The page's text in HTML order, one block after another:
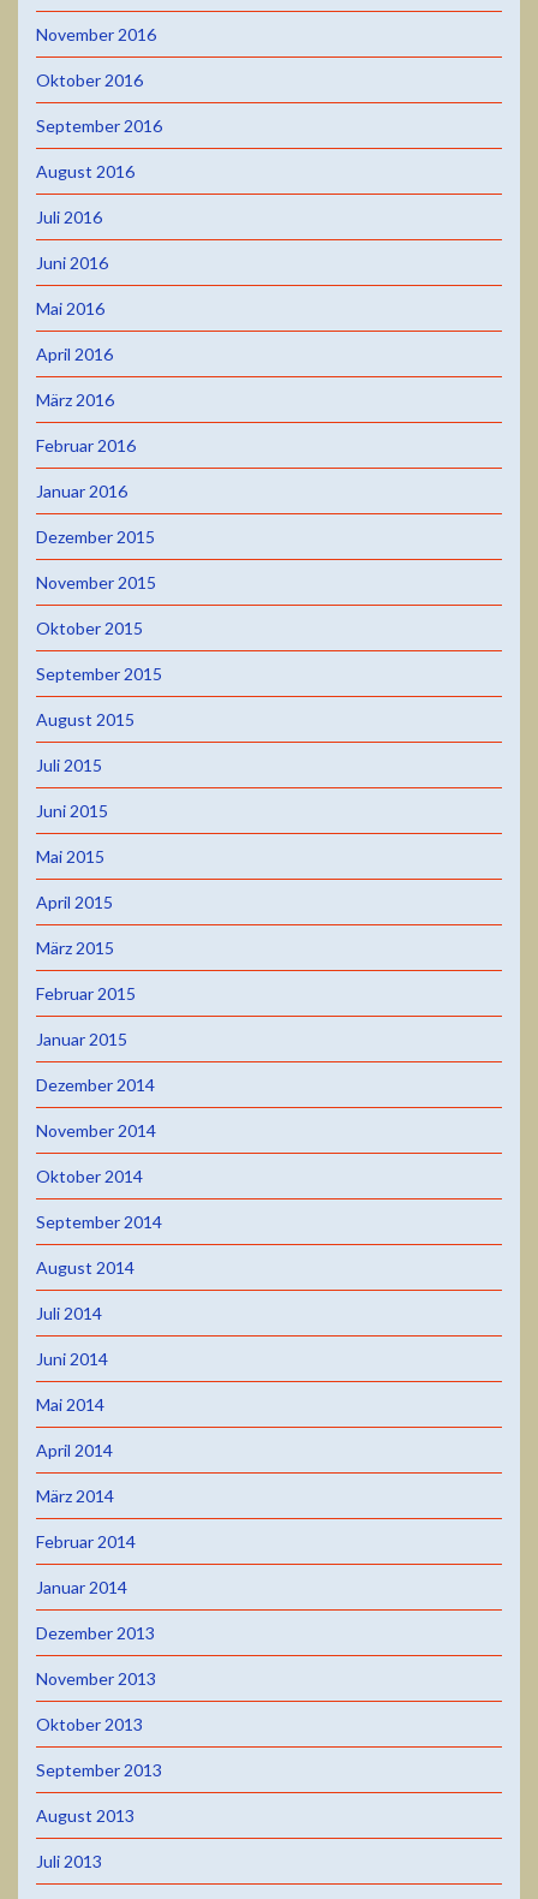
November 2016
Oktober 2016
September 2016
August 2016
Juli 2016
Juni 2016
Mai 2016
April 2016
März 2016
Februar 2016
Januar 2016
Dezember 2015
November 2015
Oktober 2015
September 2015
August 2015
Juli 2015
Juni 2015
Mai 2015
April 2015
März 2015
Februar 2015
Januar 2015
Dezember 2014
November 2014
Oktober 2014
September 2014
August 2014
Juli 2014
Juni 2014
Mai 2014
April 2014
März 2014
Februar 2014
Januar 2014
Dezember 2013
November 2013
Oktober 2013
September 2013
August 2013
Juli 2013